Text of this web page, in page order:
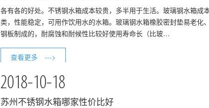
各有各的好处。不锈钢水箱成本较贵，多半用于生活。玻璃钢水箱
类，性能稳定，可用作饮用水的水箱。玻璃钢水箱橡胶密封垫易老
钢板制成的，耐腐蚀和耐候性比较好使用寿命长（比玻…
查看更多 --->
2018-10-18
苏州不锈钢水箱哪家性价比好